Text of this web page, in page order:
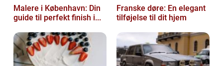
Malere i København: Din
guide til perfekt finish i...
Franske døre: En elegant
tilføjelse til dit hjem